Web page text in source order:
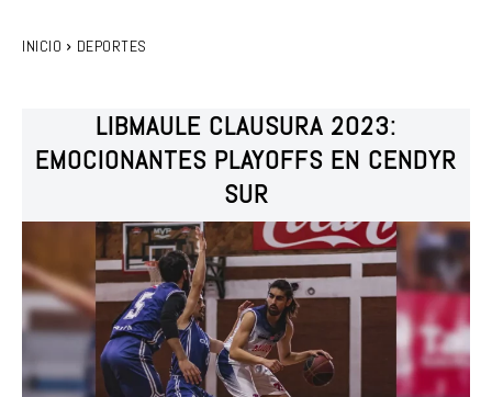
INICIO DEPORTES
LIBMAULE CLAUSURA 2023:
EMOCIONANTES PLAYOFFS EN CENDYR
SUR